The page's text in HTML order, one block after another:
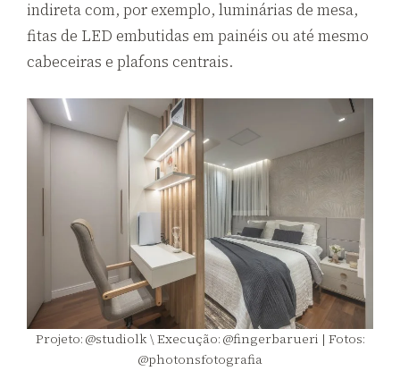
indireta com, por exemplo, luminárias de mesa,
fitas de LED embutidas em painéis ou até mesmo
cabeceiras e plafons centrais.
Projeto: @studiolk \ Execução: @fingerbarueri | Fotos:
@photonsfotografia